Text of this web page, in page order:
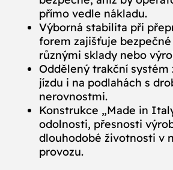
přímo vedle nákladu.
Výborná stabilita při
forem zajišťuje
různými sklady nebo
Oddělený trakční systém
jízdu i na podlahách s
nerovnostmi.
Konstrukce „Made in
odolnosti, přesnosti
dlouhodobé životnosti v
provozu.